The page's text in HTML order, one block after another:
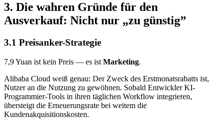
3. Die wahren Gründe für den
Ausverkauf: Nicht nur „zu günstig”
3.1 Preisanker-Strategie
7,9 Yuan ist kein Preis — es ist Marketing.
Alibaba Cloud weiß genau: Der Zweck des Erstmonatsrabatts ist,
Nutzer an die Nutzung zu gewöhnen. Sobald Entwickler KI-
Programmier-Tools in ihren täglichen Workflow integrieren,
übersteigt die Erneuerungsrate bei weitem die
Kundenakquisitionskosten.